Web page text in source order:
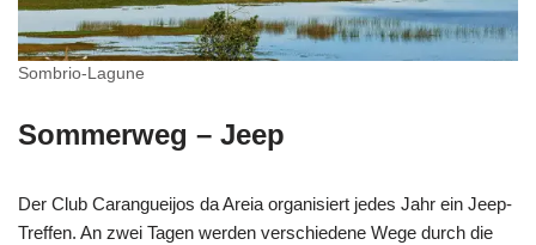
Sombrio-Lagune
Sommerweg – Jeep
Der Club Carangueijos da Areia organisiert jedes Jahr ein Jeep-
Treffen. An zwei Tagen werden verschiedene Wege durch die